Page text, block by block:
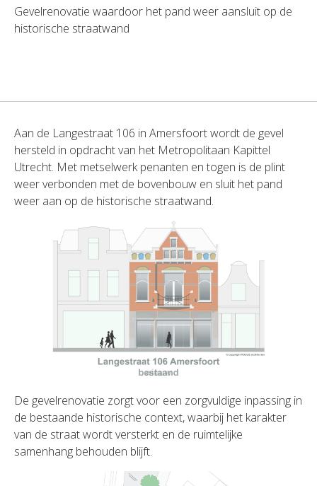
Gevelrenovatie waardoor het pand weer aansluit op de
historische straatwand
Aan de Langestraat 106 in Amersfoort wordt de gevel
hersteld in opdracht van het Metropolitaan Kapittel
Utrecht. Met metselwerk penanten en togen is de plint
weer verbonden met de bovenbouw en sluit het pand
weer aan op de historische straatwand.
De gevelrenovatie zorgt voor een zorgvuldige inpassing in
de bestaande historische context, waarbij het karakter
van de straat wordt versterkt en de ruimtelijke
samenhang behouden blijft.